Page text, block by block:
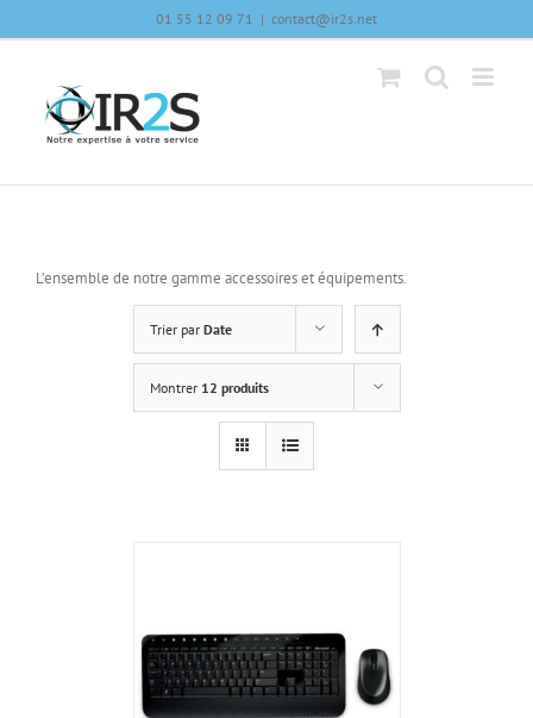
01 55 12 09 71 | contact@ir2s.net
L’ensemble de notre gamme accessoires et équipements.
Trier par Date
Montrer 12 produits